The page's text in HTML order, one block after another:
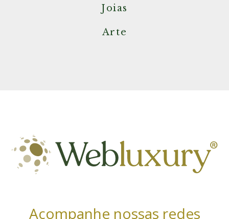
Joias
Arte
Acompanhe nossas redes